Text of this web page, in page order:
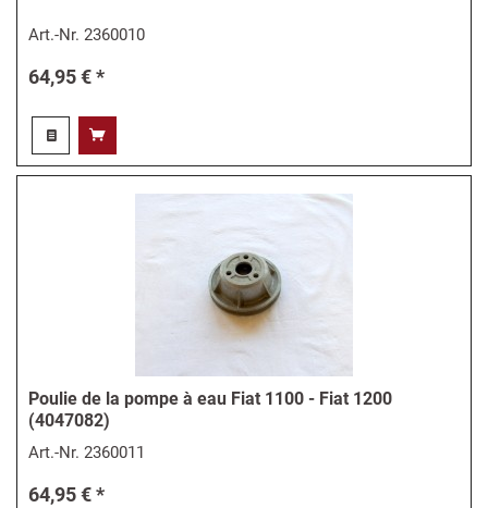
Art.-Nr.2360010
64,95 € *
Poulie de la pompe à eau Fiat 1100 - Fiat 1200
(4047082)
Art.-Nr.2360011
64,95 € *